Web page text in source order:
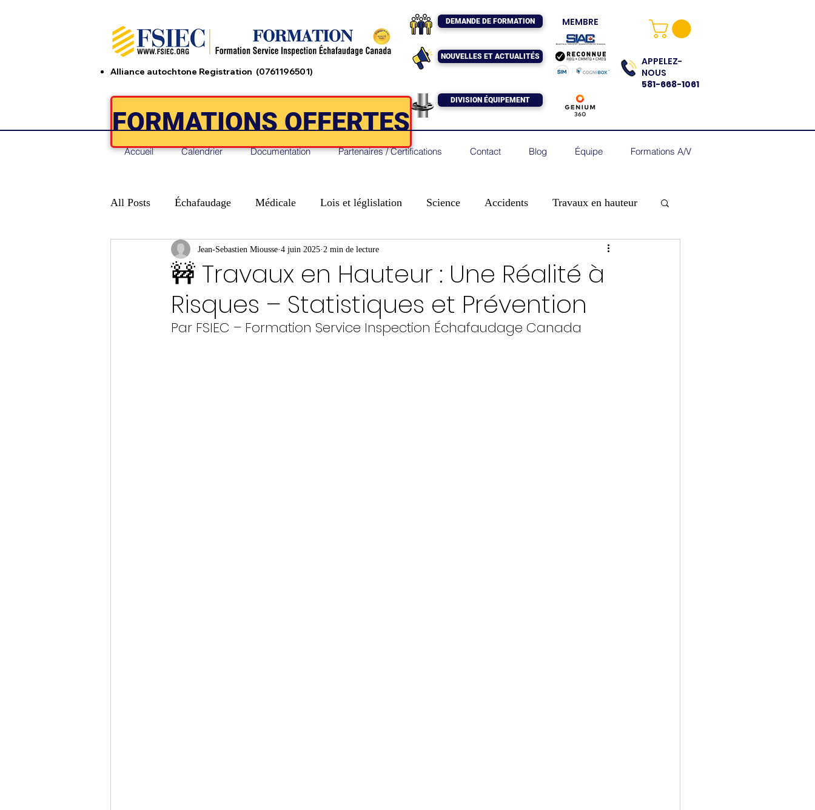
Alliance autochtone Registration (0761196501)
DEMANDE DE FORMATION
NOUVELLES ET ACTUALITÉS
FORMATIONS OFFERTES
DIVISION ÉQUIPEMENT
MEMBRE
APPELEZ-
NOUS
581-668-1061
Accueil Calendrier Documentation Partenaires / Certifications Contact Blog Équipe Formations A/V
All Posts Échafaudage Médicale Lois et léglislation Science Accidents Travaux en hauteur
🚧 Travaux en Hauteur : Une Réalité à
Risques – Statistiques et Prévention
Jean-Sebastien Miousse 4 juin 2025 2 min de lecture
Par FSIEC – Formation Service Inspection Échafaudage Canada